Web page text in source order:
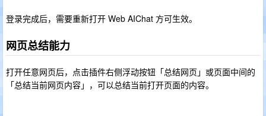
登录完成后，需要重新打开 Web AIChat 方可生效。
网页总结能力
打开任意网页后，点击插件右侧浮动按钮「总结网页」或页面中间的
「总结当前网页内容」，可以总结当前打开页面的内容。